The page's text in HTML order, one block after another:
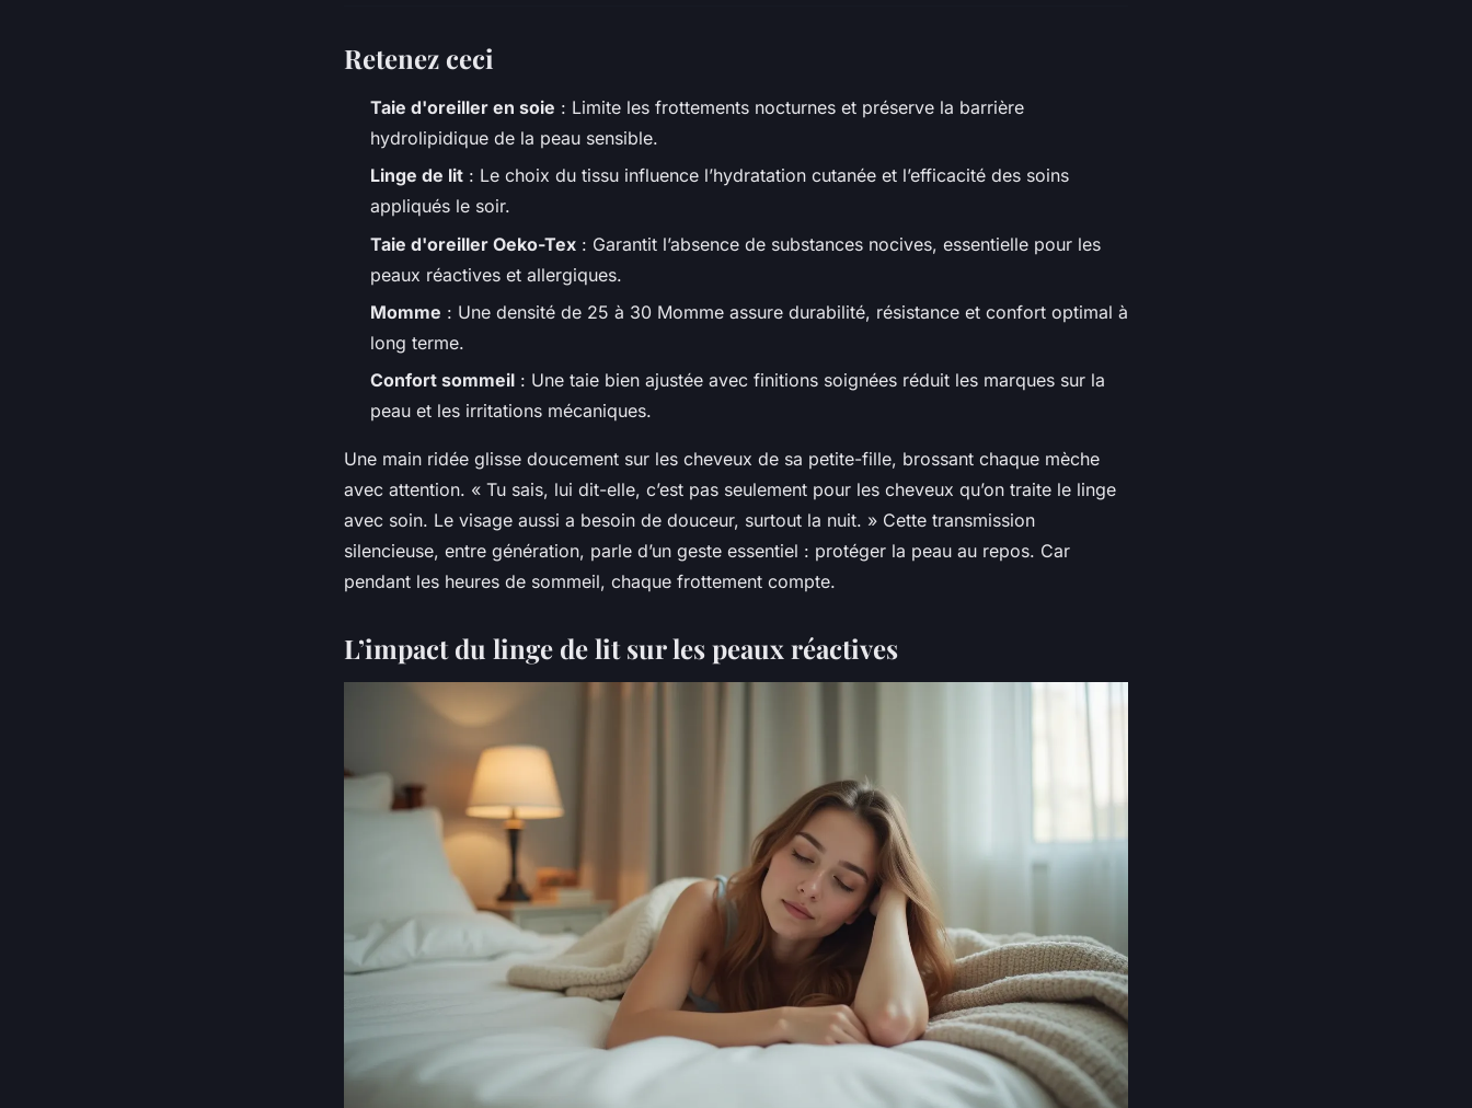
Retenez ceci
Taie d'oreiller en soie : Limite les frottements nocturnes et préserve la barrière
hydrolipidique de la peau sensible.
Linge de lit : Le choix du tissu influence l’hydratation cutanée et l’efficacité des soins
appliqués le soir.
Taie d'oreiller Oeko-Tex : Garantit l’absence de substances nocives, essentielle pour les
peaux réactives et allergiques.
Momme : Une densité de 25 à 30 Momme assure durabilité, résistance et confort optimal à
long terme.
Confort sommeil : Une taie bien ajustée avec finitions soignées réduit les marques sur la
peau et les irritations mécaniques.
Une main ridée glisse doucement sur les cheveux de sa petite-fille, brossant chaque mèche
avec attention. « Tu sais, lui dit-elle, c’est pas seulement pour les cheveux qu’on traite le linge
avec soin. Le visage aussi a besoin de douceur, surtout la nuit. » Cette transmission
silencieuse, entre génération, parle d’un geste essentiel : protéger la peau au repos. Car
pendant les heures de sommeil, chaque frottement compte.
L’impact du linge de lit sur les peaux réactives